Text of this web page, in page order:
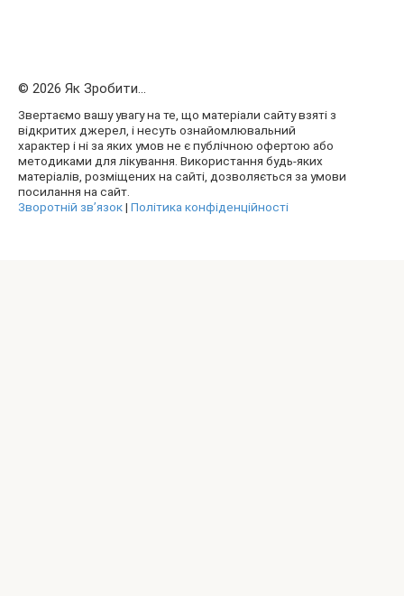
© 2026 Як Зробити...
Звертаємо вашу увагу на те, що матеріали сайту взяті з
відкритих джерел, і несуть ознайомлювальний
характер і ні за яких умов не є публічною офертою або
методиками для лікування. Використання будь-яких
матеріалів, розміщених на сайті, дозволяється за умови
посилання на сайт.
Зворотній зв’язок| Політика конфіденційності